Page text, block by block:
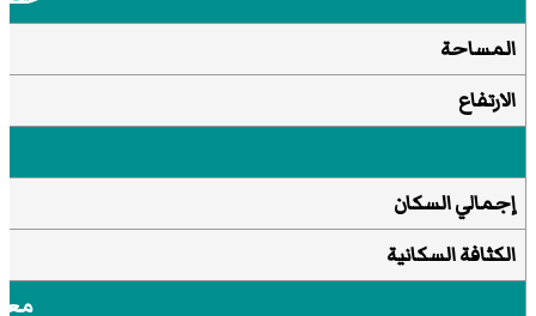
المساحة
الارتفاع
إجمالي السكان
الكثافة السكانية